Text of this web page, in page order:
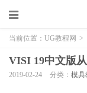
当前位置： UG教程网 >
VISI 19中文版
2019-02-24 分类： 模具